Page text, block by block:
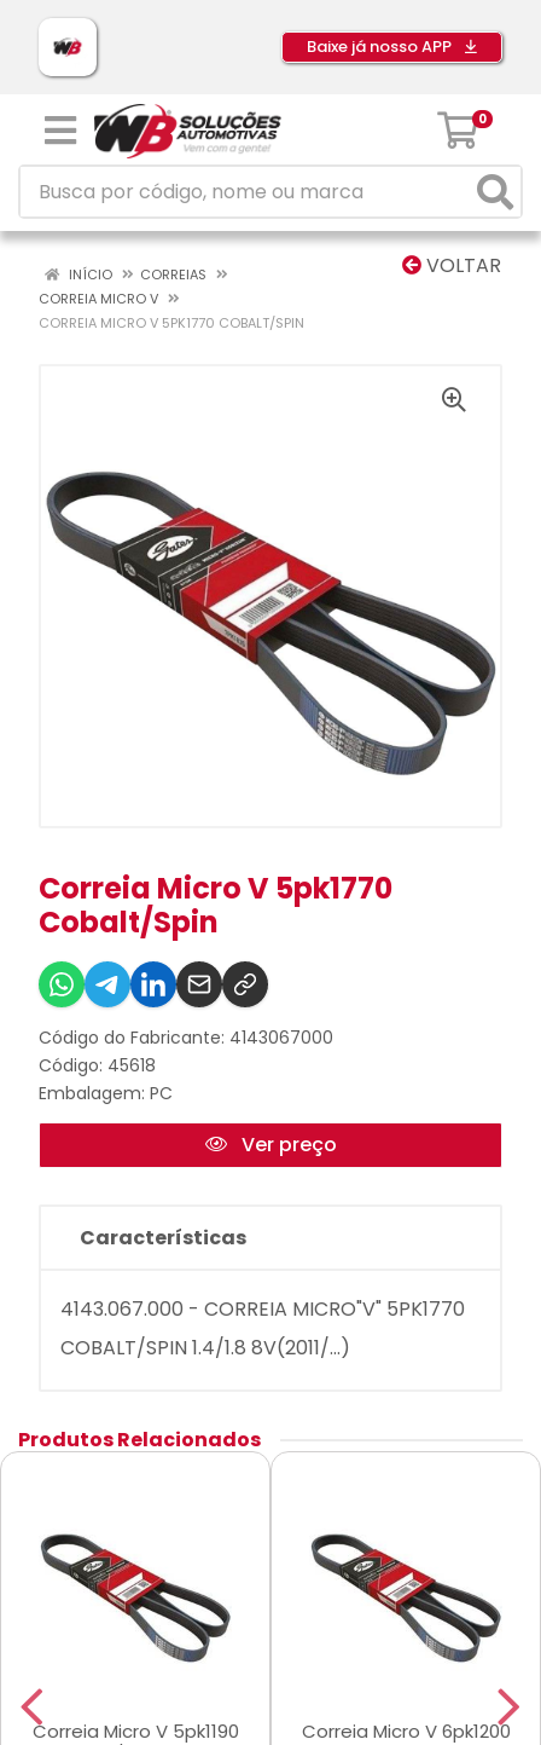
Baixe já nosso APP
0
VOLTAR
INÍCIO
CORREIAS
CORREIA MICRO V
CORREIA MICRO V 5PK1770 COBALT/SPIN
Correia Micro V 5pk1770
Cobalt/Spin
Código do Fabricante: 4143067000
Código: 45618
Embalagem: PC
Ver preço
Características
4143.067.000 - CORREIA MICRO"V" 5PK1770
COBALT/SPIN 1.4/1.8 8V(2011/...)
Produtos Relacionados
Correia Micro V 5pk1190
Correia Micro V 6pk1200